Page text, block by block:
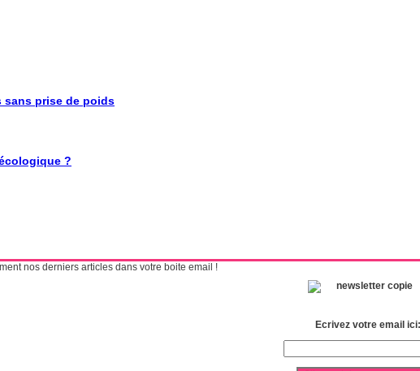
sans prise de poids
?
nos derniers articles dans votre boite email !
Ecrivez votre email ici: